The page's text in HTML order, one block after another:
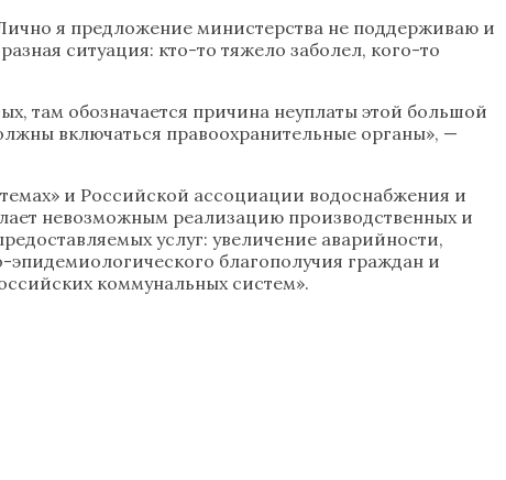
я предложение министерства не поддерживаю и
ситуация: кто-то тяжело заболел, кого-то
там обозначается причина неуплаты этой большой
включаться правоохранительные органы», —
и Российской ассоциации водоснабжения и
невозможным реализацию производственных и
услуг: увеличение аварийности,
благополучия граждан и
коммунальных систем».